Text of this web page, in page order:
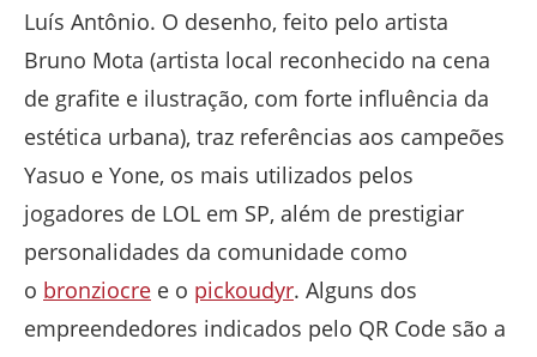
Luís Antônio. O desenho, feito pelo artista
Bruno Mota (artista local reconhecido na cena
de grafite e ilustração, com forte influência da
estética urbana), traz referências aos campeões
Yasuo e Yone, os mais utilizados pelos
jogadores de LOL em SP, além de prestigiar
personalidades da comunidade como
o bronziocre e o pickoudyr. Alguns dos
empreendedores indicados pelo QR Code são a